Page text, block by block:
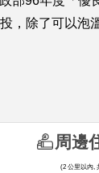
除了可以
周邊
(2 公里以內,